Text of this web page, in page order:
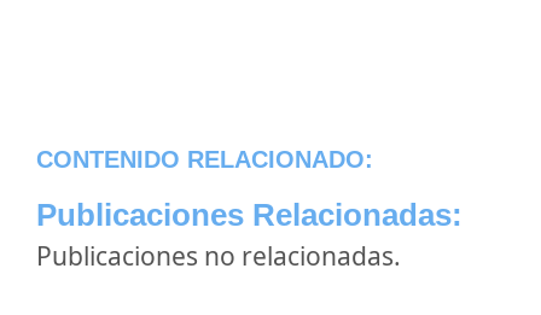
CONTENIDO RELACIONADO:
Publicaciones Relacionadas:
Publicaciones no relacionadas.